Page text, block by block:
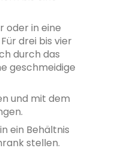
oder in eine
drei bis vier
durch das
geschmeidige
und mit dem
ein Behältnis
stellen.